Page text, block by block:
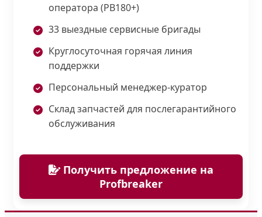
оператора (PB180+)
33 выездные сервисные бригады
Круглосуточная горячая линия
поддержки
Персональный менеджер-куратор
Склад запчастей для послегарантийного
обслуживания
Получить предложение на
Profbreaker